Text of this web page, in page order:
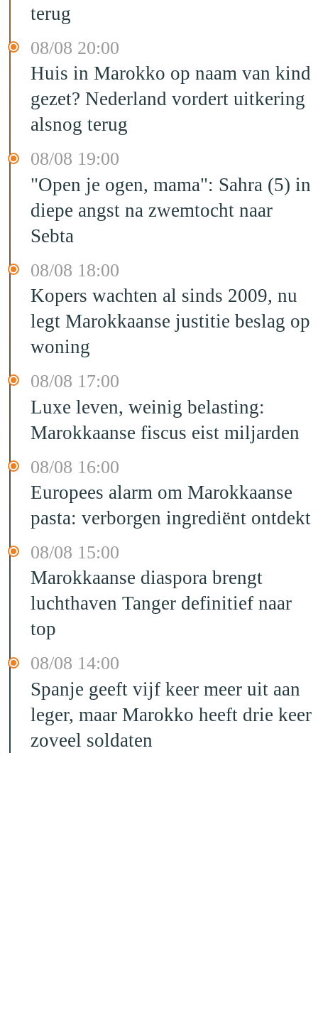
terug
08/08 20:00
Huis in Marokko op naam van kind
gezet? Nederland vordert uitkering
alsnog terug
08/08 19:00
"Open je ogen, mama": Sahra (5) in
diepe angst na zwemtocht naar
Sebta
08/08 18:00
Kopers wachten al sinds 2009, nu
legt Marokkaanse justitie beslag op
woning
08/08 17:00
Luxe leven, weinig belasting:
Marokkaanse fiscus eist miljarden
08/08 16:00
Europees alarm om Marokkaanse
pasta: verborgen ingrediënt ontdekt
08/08 15:00
Marokkaanse diaspora brengt
luchthaven Tanger definitief naar
top
08/08 14:00
Spanje geeft vijf keer meer uit aan
leger, maar Marokko heeft drie keer
zoveel soldaten